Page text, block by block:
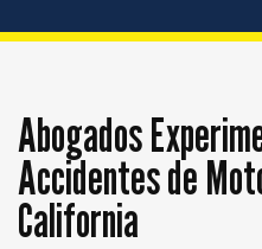
Abogados
Accidentes de
California